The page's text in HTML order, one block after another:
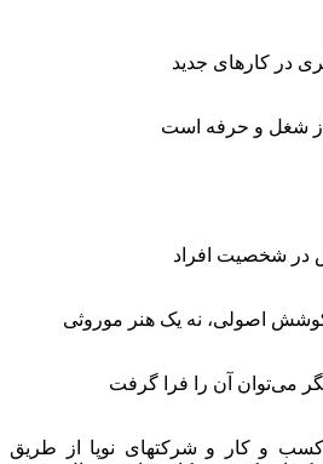
در کارهای جدید
از شغل و حرفه است
در شخصیت افراد
اصولی، نه یک هنر موروثی
می‌توان آن را فرا گرفت
کسب و کار و شرکتهای نوپا از طریق